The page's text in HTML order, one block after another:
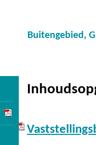
Buitengebied,